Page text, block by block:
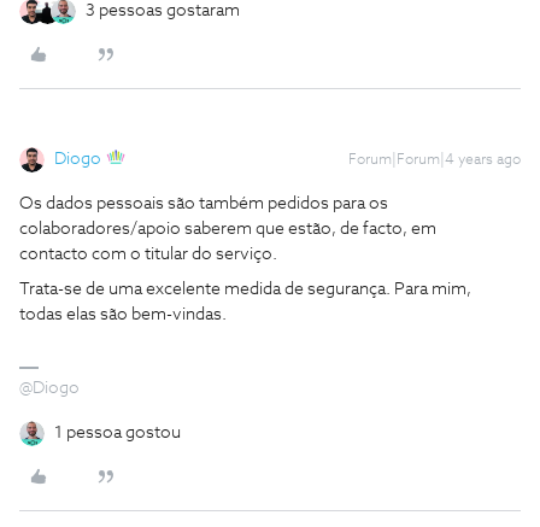
3 pessoas gostaram
Diogo Forum|Forum|4 years ago
Os dados pessoais são também pedidos para os
colaboradores/apoio saberem que estão, de facto, em
contacto com o titular do serviço.
Trata-se de uma excelente medida de segurança. Para mim,
todas elas são bem-vindas.
@Diogo
1 pessoa gostou